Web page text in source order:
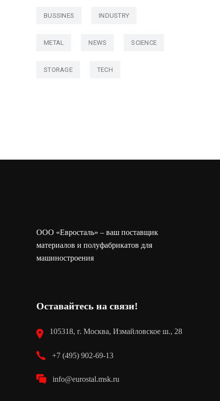
BUSSINES INDUSTRY
METAL NEWS SCIENCE
STORAGE TECH
ООО «Евросталь» – ваш поставщик
материалов и полуфабрикатов для
машиностроения
Оставайтесь на связи!
105318, г. Москва, Измайловское ш., 28
+7 (495) 902-69-13
info@eurostal.msk.ru